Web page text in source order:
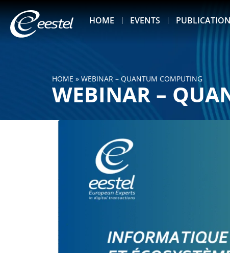
HOME EVENTS
HOME » WEBINAR – QUANTUM COMPUTING
WEBINAR –